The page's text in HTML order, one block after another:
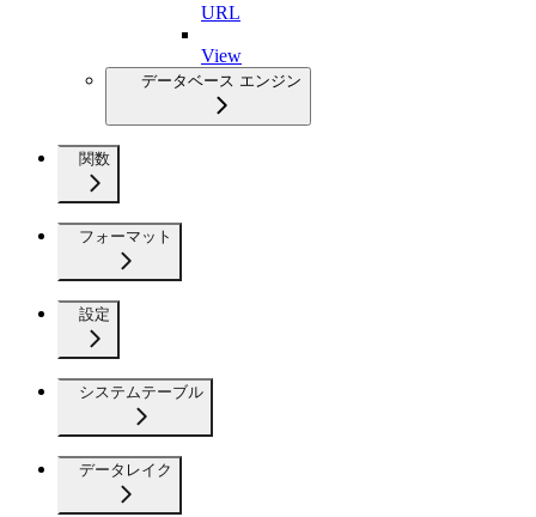
URL
View
データベース エンジン
関数
フォーマット
設定
システムテーブル
データレイク